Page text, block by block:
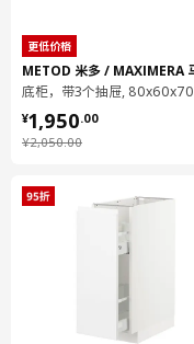
柜门
边:
实木, 着色漆, 着色清漆,
底柜
柜框架:
底柜
纤维板, 纸制贴膜, 纸制贴
更低价格
METOD 米多 / MAXIMERA
底柜，带3个抽屉,
¥2,050.00
¥ 2050.00
¥1,950.00
¥ 1950.00